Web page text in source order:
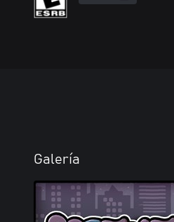
Galería